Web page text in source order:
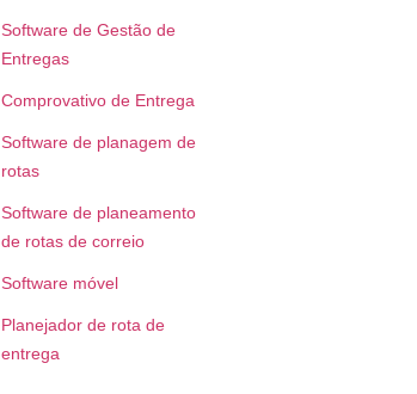
Software de Gestão de
Entregas
Comprovativo de Entrega
Software de planagem de
rotas
Software de planeamento
de rotas de correio
Software móvel
Planejador de rota de
entrega